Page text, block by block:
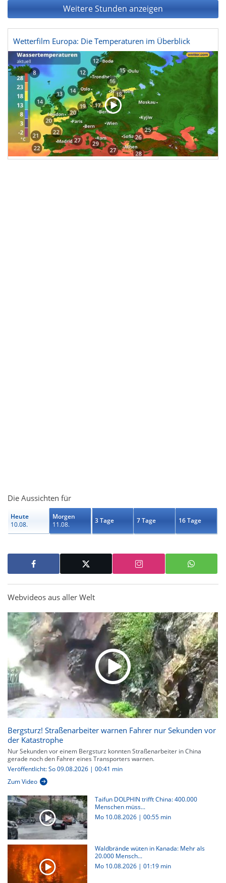
Weitere Stunden anzeigen
Wetterfilm Europa: Die Temperaturen im Überblick
Die Aussichten für
Heute
10.08.
Morgen
11.08.
3 Tage 7 Tage 16 Tage
Webvideos aus aller Welt
Bergsturz! Straßenarbeiter warnen Fahrer nur Sekunden vor
der Katastrophe
Nur Sekunden vor einem Bergsturz konnten Straßenarbeiter in China
gerade noch den Fahrer eines Transporters warnen.
Veröffentlicht: So 09.08.2026 | 00:41 min
Zum Video
Taifun DOLPHIN trifft China: 400.000
Menschen müss...
Mo 10.08.2026 | 00:55 min
Waldbrände wüten in Kanada: Mehr als
20.000 Mensch...
Mo 10.08.2026 | 01:19 min